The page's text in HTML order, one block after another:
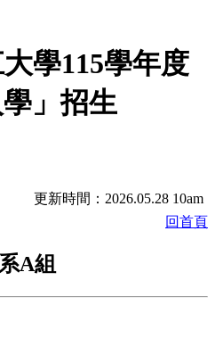
學115學年度
」招生
更新時間：2026.05.28 10am
回首頁
A組